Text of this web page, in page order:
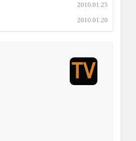
2010.01.25
2010.01.20